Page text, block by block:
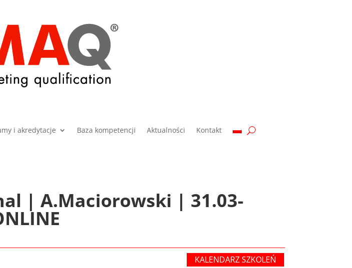
i akredytacje Baza kompetencji Aktualności Kontakt
| A.Maciorowski | 31.03-
KALENDARZ SZKOLEŃ